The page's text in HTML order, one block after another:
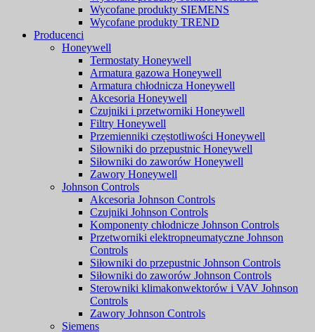
Wycofane produkty SIEMENS
Wycofane produkty TREND
Producenci
Honeywell
Termostaty Honeywell
Armatura gazowa Honeywell
Armatura chłodnicza Honeywell
Akcesoria Honeywell
Czujniki i przetworniki Honeywell
Filtry Honeywell
Przemienniki częstotliwości Honeywell
Siłowniki do przepustnic Honeywell
Siłowniki do zaworów Honeywell
Zawory Honeywell
Johnson Controls
Akcesoria Johnson Controls
Czujniki Johnson Controls
Komponenty chłodnicze Johnson Controls
Przetworniki elektropneumatyczne Johnson
Controls
Siłowniki do przepustnic Johnson Controls
Siłowniki do zaworów Johnson Controls
Sterowniki klimakonwektorów i VAV Johnson
Controls
Zawory Johnson Controls
Siemens